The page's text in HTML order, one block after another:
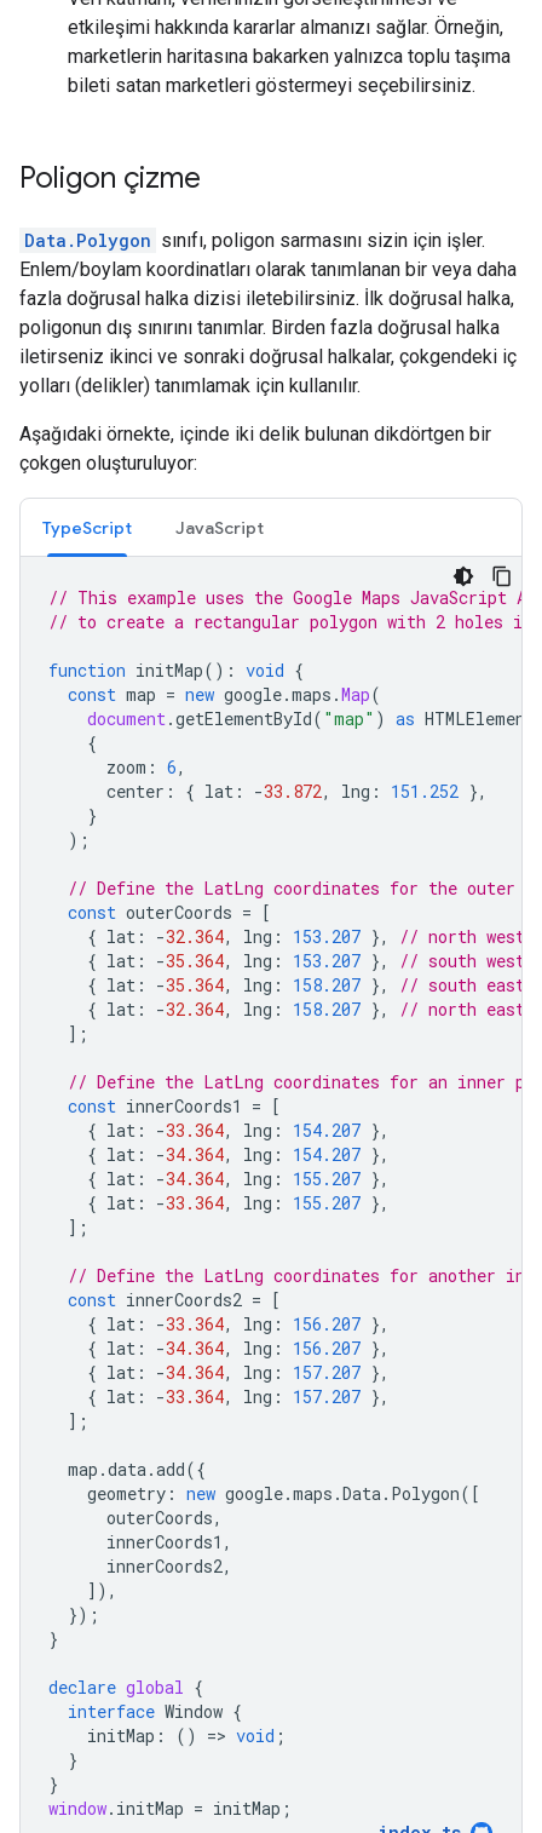
etkileşimi hakkında kararlar almanızı sağlar. Örneğin,
marketlerin haritasına bakarken yalnızca toplu taşıma
bileti satan marketleri göstermeyi seçebilirsiniz.
Poligon çizme
Data.Polygon sınıfı, poligon sarmasını sizin için işler.
Enlem/boylam koordinatları olarak tanımlanan bir veya daha
fazla doğrusal halka dizisi iletebilirsiniz. İlk doğrusal halka,
poligonun dış sınırını tanımlar. Birden fazla doğrusal halka
iletirseniz ikinci ve sonraki doğrusal halkalar, çokgendeki iç
yolları (delikler) tanımlamak için kullanılır.
Aşağıdaki örnekte, içinde iki delik bulunan dikdörtgen bir
çokgen oluşturuluyor:
TypeScript JavaScript
// This example uses the Google Maps JavaScript
// to create a rectangular polygon with 2 holes
function initMap() : void {
const map = new google.maps .Map(
document.getElementById( "map" ) as HTMLElement
{
zoom : 6,
center : { lat : -33.872, lng : 151.252 },
}
);
// Define the LatLng coordinates for the outer
const outerCoords =
[
{ lat : -32.364, lng : 153.207 },
// north west
{ lat : -35.364, lng : 153.207 },
// south west
{ lat : -35.364, lng : 158.207 },
// south east
{ lat : -32.364, lng : 158.207 },
// north east
];
// Define the LatLng coordinates for an inner
const innerCoords1 =
[
{ lat : -33.364, lng : 154.207 },
{ lat : -34.364, lng : 154.207 },
{ lat : -34.364, lng : 155.207 },
{ lat : -33.364, lng : 155.207 },
];
// Define the LatLng coordinates for another
const innerCoords2 =
[
{ lat : -33.364, lng : 156.207 },
{ lat : -34.364, lng : 156.207 },
{ lat : -34.364, lng : 157.207 },
{ lat : -33.364, lng : 157.207 },
];
map .data.add({
geometry : new google.maps .Data. Polygon([
outerCoords,
innerCoords1 ,
innerCoords2,
]),
});
}
declare global {
interface Window {
initMap : () => void ;
}
}
window. initMap = initMap ;